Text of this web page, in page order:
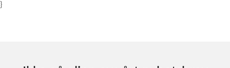
}